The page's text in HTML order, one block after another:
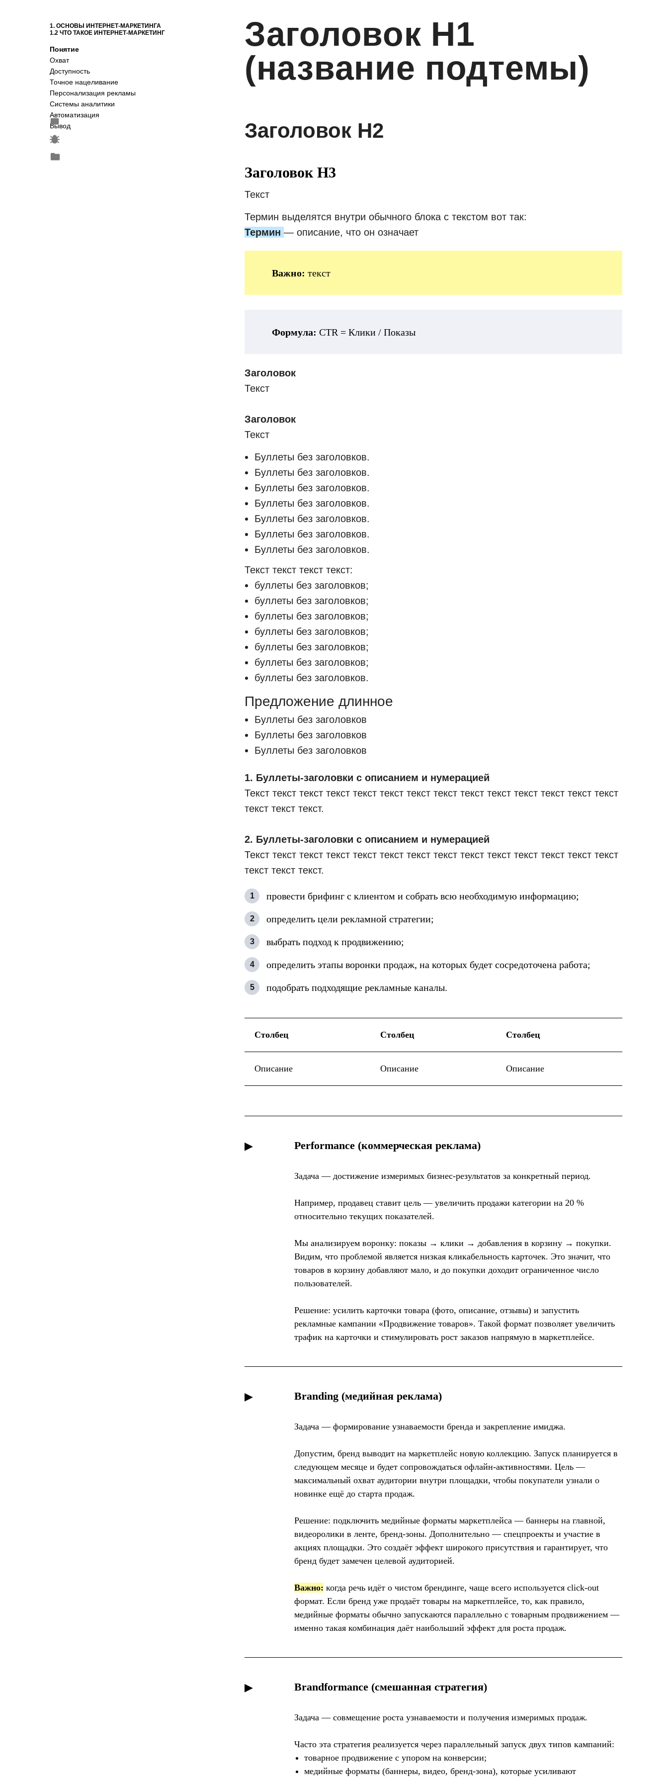
1. ОСНОВЫ ИНТЕРНЕТ-МАРКЕТИНГА
1.2 ЧТО ТАКОЕ ИНТЕРНЕТ-МАРКЕТИНГ
Понятие
Охват
Доступность
Точное нацеливание
Персонализация рекламы
Системы аналитики
Автоматизация
Вывод
Заголовок H1
(название подтемы)
Заголовок H2
Заголовок H3
Текст
Термин выделятся внутри обычного блока с текстом вот так:
Термин — описание, что он означает
Важно: текст
Формула: CTR = Клики / Показы
Заголовок
Текст
Заголовок
Текст
Буллеты без заголовков.
Буллеты без заголовков.
Буллеты без заголовков.
Буллеты без заголовков.
Буллеты без заголовков.
Буллеты без заголовков.
Буллеты без заголовков.
Текст текст текст текст:
буллеты без заголовков;
буллеты без заголовков;
буллеты без заголовков;
буллеты без заголовков;
буллеты без заголовков;
буллеты без заголовков;
буллеты без заголовков.
Предложение длинное
Буллеты без заголовков
Буллеты без заголовков
Буллеты без заголовков
1. Буллеты-заголовки с описанием и нумерацией
Текст текст текст текст текст текст текст текст текст текст текст текст текст текст
текст текст текст.
2. Буллеты-заголовки с описанием и нумерацией
Текст текст текст текст текст текст текст текст текст текст текст текст текст текст
текст текст текст.
1 провести брифинг с клиентом и собрать всю необходимую информацию;
2 определить цели рекламной стратегии;
3 выбрать подход к продвижению;
4 определить этапы воронки продаж, на которых будет сосредоточена работа;
5 подобрать подходящие рекламные каналы.
Столбец Столбец Столбец
Описание Описание Описание
▶ Performance (коммерческая реклама)
Задача — достижение измеримых бизнес-результатов за конкретный период.
Например, продавец ставит цель — увеличить продажи категории на 20 %
относительно текущих показателей.
Мы анализируем воронку: показы → клики → добавления в корзину → покупки.
Видим, что проблемой является низкая кликабельность карточек. Это значит, что
товаров в корзину добавляют мало, и до покупки доходит ограниченное число
пользователей.
Решение: усилить карточки товара (фото, описание, отзывы) и запустить
рекламные кампании «Продвижение товаров». Такой формат позволяет увеличить
трафик на карточки и стимулировать рост заказов напрямую в маркетплейсе.
▶ Branding (медийная реклама)
Задача — формирование узнаваемости бренда и закрепление имиджа.
Допустим, бренд выводит на маркетплейс новую коллекцию. Запуск планируется в
следующем месяце и будет сопровождаться офлайн-активностями. Цель —
максимальный охват аудитории внутри площадки, чтобы покупатели узнали о
новинке ещё до старта продаж.
Решение: подключить медийные форматы маркетплейса — баннеры на главной,
видеоролики в ленте, бренд-зоны. Дополнительно — спецпроекты и участие в
акциях площадки. Это создаёт эффект широкого присутствия и гарантирует, что
бренд будет замечен целевой аудиторией.
Важно: когда речь идёт о чистом брендинге, чаще всего используется click-out
формат. Если бренд уже продаёт товары на маркетплейсе, то, как правило,
медийные форматы обычно запускаются параллельно с товарным продвижением —
именно такая комбинация даёт наибольший эффект для роста продаж.
▶ Brandformance (смешанная стратегия)
Задача — совмещение роста узнаваемости и получения измеримых продаж.
Часто эта стратегия реализуется через параллельный запуск двух типов кампаний:
товарное продвижение с упором на конверсии;
медийные форматы (баннеры, видео, бренд-зона), которые усиливают